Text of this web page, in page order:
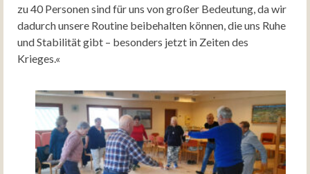
zu 40 Personen sind für uns von großer Bedeutung, da wir
dadurch unsere Routine beibehalten können, die uns Ruhe
und Stabilität gibt – besonders jetzt in Zeiten des
Krieges.«